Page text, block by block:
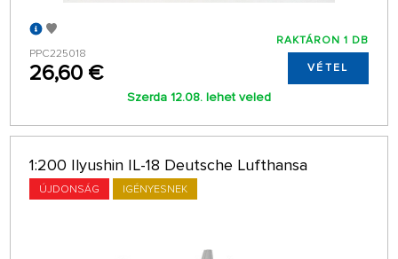
PPC225018
26,60 €
RAKTÁRON 1 DB
VÉTEL
Szerda 12.08. lehet veled
1:200 Ilyushin IL-18 Deutsche Lufthansa
ÚJDONSÁG IGÉNYESNEK